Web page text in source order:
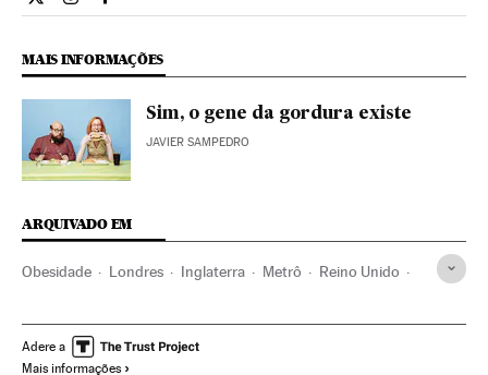
Internacional El País Brasil en Twitter
Internacional El País Brasil en Instagram
Internacional El País Brasil en Facebook
MAIS INFORMAÇÕES
Sim, o gene da gordura existe
JAVIER SAMPEDRO
ARQUIVADO EM
Obesidade Londres Inglaterra Metrô Reino Unido
Europa Ocidental Transporte ferroviário
Adere a
Mais informações